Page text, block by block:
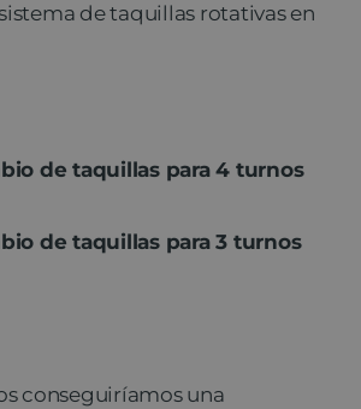
de taquillas rotativas en
de taquillas para 4 turnos
de taquillas para 3 turnos
conseguiríamos una